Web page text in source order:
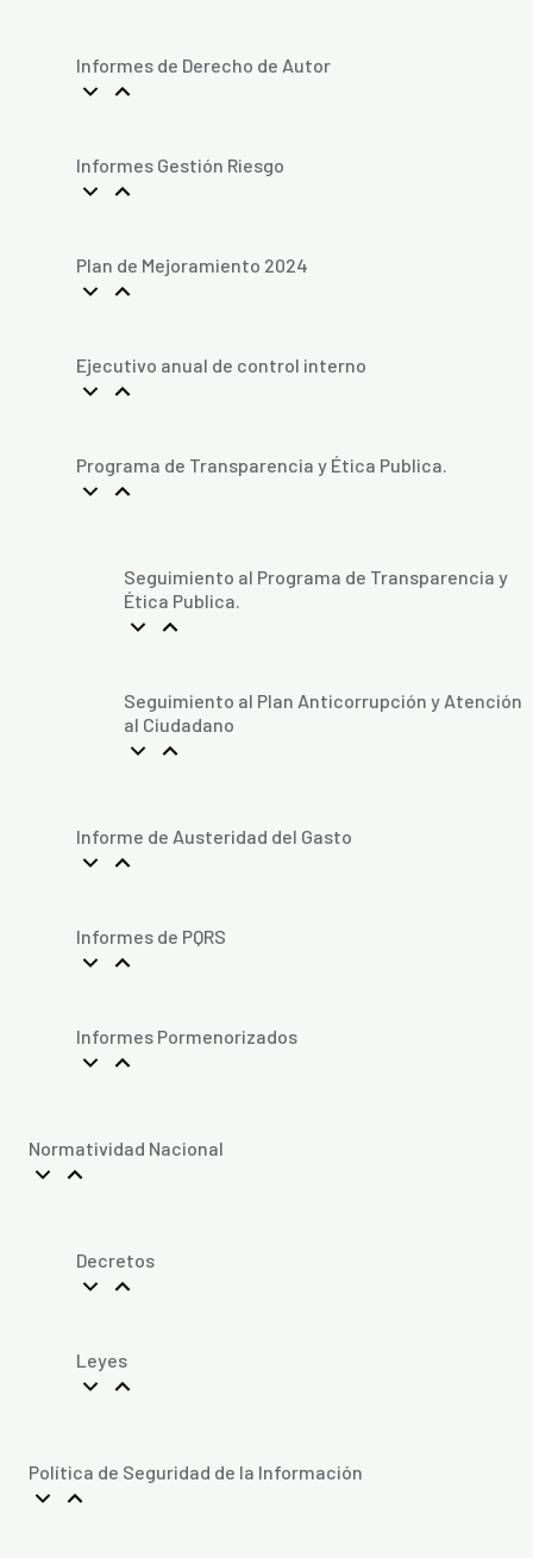
Informes de Derecho de Autor
Informes Gestión Riesgo
Plan de Mejoramiento 2024
Ejecutivo anual de control interno
Programa de Transparencia y Ética Publica.
Seguimiento al Programa de Transparencia y
Ética Publica.
Seguimiento al Plan Anticorrupción y Atención
al Ciudadano
Informe de Austeridad del Gasto
Informes de PQRS
Informes Pormenorizados
Normatividad Nacional
Decretos
Leyes
Política de Seguridad de la Información